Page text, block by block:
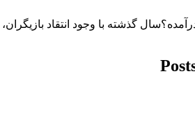
بازیگران، 6 کارگردان سینما و تلویزیون فراخوان بازیگری منتشر کردند و کار تا جایی پیش رفت که به جز